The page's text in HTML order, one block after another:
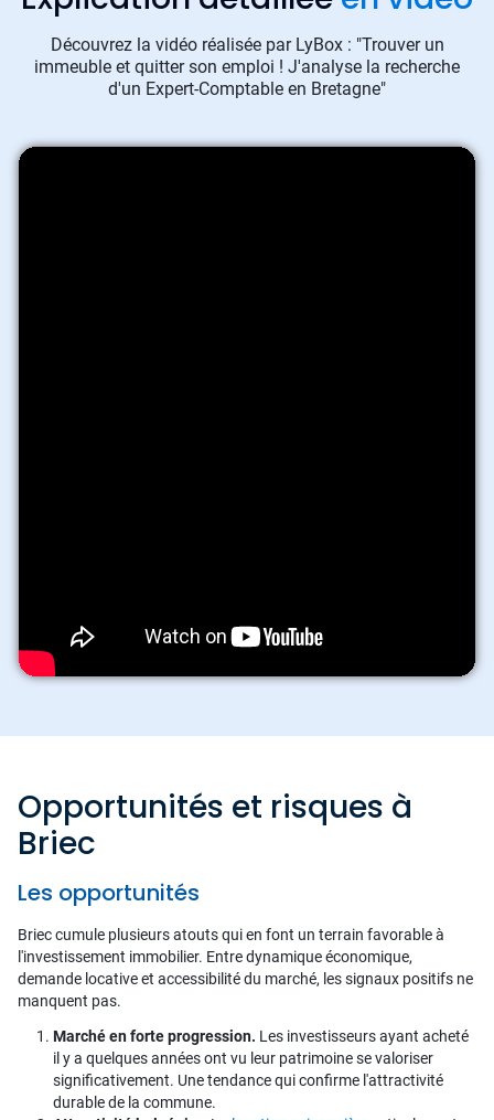
Découvrez la vidéo réalisée par LyBox : "Trouver un
immeuble et quitter son emploi ! J'analyse la recherche
d'un Expert-Comptable en Bretagne"
Opportunités et risques à
Briec
Les opportunités
Briec cumule plusieurs atouts qui en font un terrain favorable à
l'investissement immobilier. Entre dynamique économique,
demande locative et accessibilité du marché, les signaux positifs ne
manquent pas.
Marché en forte progression. Les investisseurs ayant acheté
il y a quelques années ont vu leur patrimoine se valoriser
significativement. Une tendance qui confirme l'attractivité
durable de la commune.